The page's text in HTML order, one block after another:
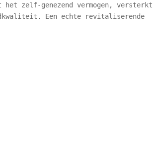
het zelf-genezend vermogen, versterkt
Een echte revitaliserende